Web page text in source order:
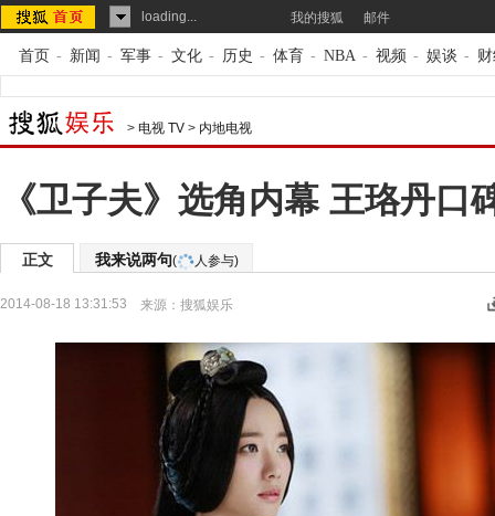
loading... 我的搜狐 邮件
首页 - 新闻 - 军事 - 文化 - 历史 - 体育 - NBA - 视频 - 娱谈 -
> 电视 TV > 内地电视
《卫子夫》选角内幕 王珞丹口
正文 我来说两句( 人参与)
2014-08-18 13:31:53 来源： 搜狐娱乐